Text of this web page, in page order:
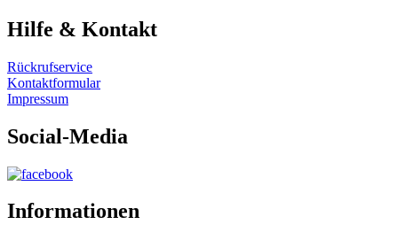
Hilfe & Kontakt
Rückrufservice
Kontaktformular
Impressum
Social-Media
Informationen